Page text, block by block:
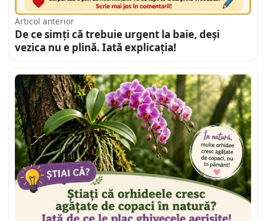
Articol anterior
De ce simți că trebuie urgent la baie, deși
vezica nu e plină. Iată explicația!